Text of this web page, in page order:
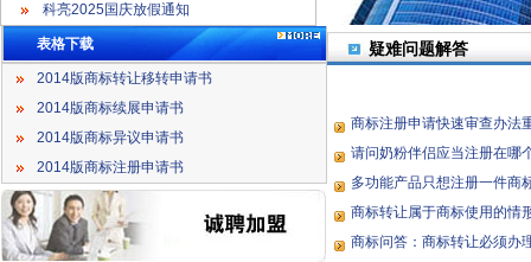
科亮2025国庆放假通知
表格下载
2014版商标转让移转申请书
2014版商标续展申请书
2014版商标异议申请书
2014版商标注册申请书
疑难问题解答
商标注册申请快速审查办法
请问奶粉伴侣应当注册在哪
多功能产品只想注册一件商
商标转让属于商标使用的情
商标问答：商标转让必须办